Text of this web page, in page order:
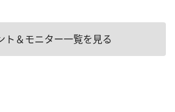
ト＆モニター一覧を見る